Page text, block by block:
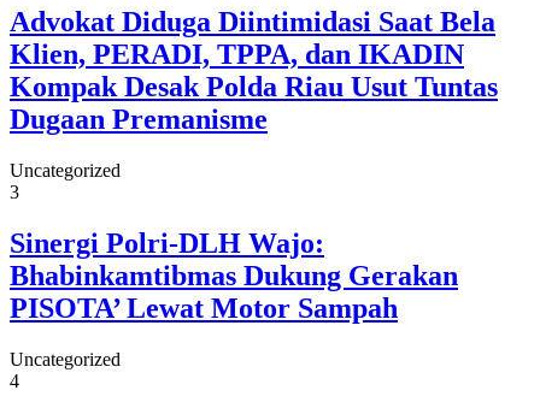
Advokat Diduga Diintimidasi Saat Bela
Klien, PERADI, TPPA, dan IKADIN
Kompak Desak Polda Riau Usut Tuntas
Dugaan Premanisme
Uncategorized
3
Sinergi Polri-DLH Wajo:
Bhabinkamtibmas Dukung Gerakan
PISOTA’ Lewat Motor Sampah
Uncategorized
4